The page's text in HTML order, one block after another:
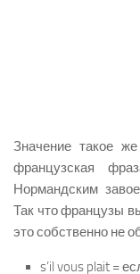
Значение такое
французская
Нормандским
Так что французы
это собственно не
s’il vous plait =